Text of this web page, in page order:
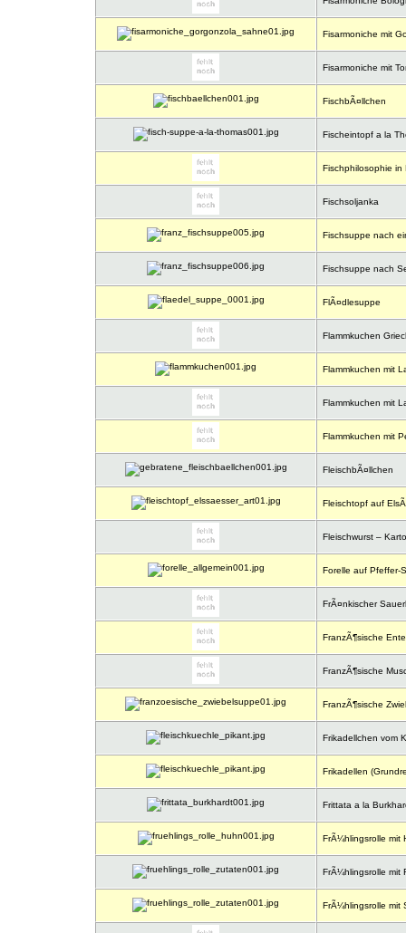
Fisarmoniche mit
Fisarmoniche mit
FischbÃ¤llchen
Fischeintopf a la
Fischphilosophie in
Fischsoljanka
Fischsuppe nach
Fischsuppe nach
FlÃ¤dlesuppe
Flammkuchen
Flammkuchen mit
Flammkuchen mit
Flammkuchen mit
FleischbÃ¤llchen
Fleischtopf auf
Fleischwurst –
Forelle auf Pfeffer-
FrÃ¤nkischer
FranzÃ¶sische
FranzÃ¶sische
FranzÃ¶sische
Frikadellchen vom
Frikadellen
Frittata a la
FrÃ¼hlingsrolle mit
FrÃ¼hlingsrolle mit
FrÃ¼hlingsrolle mit